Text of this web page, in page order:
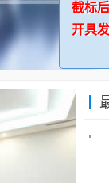
截标后
开具发
.